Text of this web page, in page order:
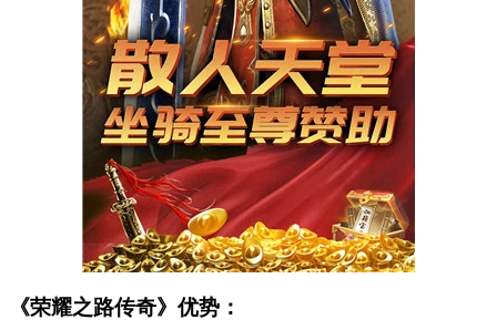
《荣耀之路传奇》优势：